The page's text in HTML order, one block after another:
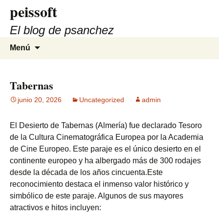
contenido
peissoft
El blog de psanchez
Menú
Tabernas
junio 20, 2026 Uncategorized admin
El Desierto de Tabernas (Almería) fue declarado Tesoro
de la Cultura Cinematográfica Europea por la Academia
de Cine Europeo. Este paraje es el único desierto en el
continente europeo y ha albergado más de 300 rodajes
desde la década de los años cincuenta.Este
reconocimiento destaca el inmenso valor histórico y
simbólico de este paraje. Algunos de sus mayores
atractivos e hitos incluyen: